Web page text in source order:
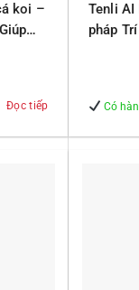
koi –
Đọc tiếp
Tenli AI
pháp
Có